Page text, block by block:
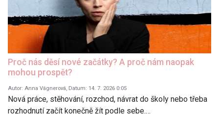
Proč nás děsí nové začátky? A proč nám naopak
mohou prospět?
Autor: Anna Vágnerová, Datum: 14. 7. 2026 0:05
Nová práce, stěhování, rozchod, návrat do školy nebo třeba
rozhodnutí začít konečně žít podle sebe.…